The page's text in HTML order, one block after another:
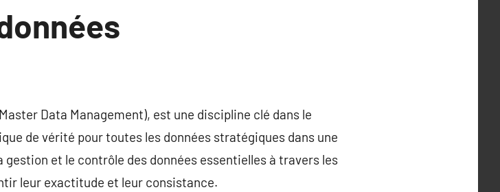
Data Management), est une discipline clé dans le
de vérité pour toutes les données stratégiques dans une
et le contrôle des données essentielles à travers les
leur exactitude et leur consistance.